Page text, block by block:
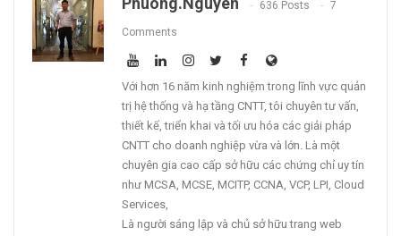
636 Posts 7
Comments
Với hơn 16 năm kinh nghiệm trong lĩnh vực quản
trị hệ thống và hạ tầng CNTT, tôi chuyên tư vấn,
thiết kế, triển khai và tối ưu hóa các giải pháp
CNTT cho doanh nghiệp vừa và lớn. Là một
chuyên gia cao cấp sở hữu các chứng chỉ uy tín
như MCSA, MCSE, MCITP, CCNA, VCP, LPI, Cloud
Services,
Là người sáng lập và chủ sở hữu trang web